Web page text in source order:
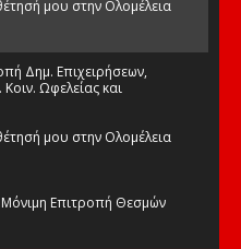
μου στην Ολομέλεια
Δημ. Επιχειρήσεων,
Ωφελείας και
μου στην Ολομέλεια
Μόνιμη Επιτροπή Θεσμών